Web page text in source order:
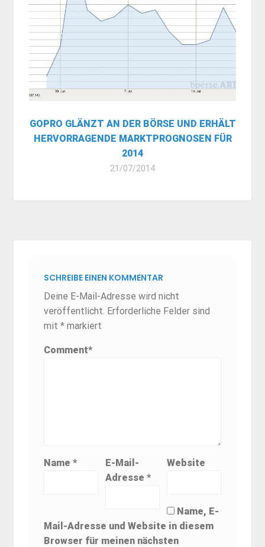
GOPRO GLÄNZT AN DER BÖRSE UND ERHÄLT
HERVORRAGENDE MARKTPROGNOSEN FÜR
2014
21/07/2014
SCHREIBE EINEN KOMMENTAR
Deine E-Mail-Adresse wird nicht
veröffentlicht. Erforderliche Felder sind
mit* markiert
Comment*
Name*
E-Mail-
Adresse *
Website
Name, E-
Mail-Adresse und Website in diesem
Browser für meinen nächsten